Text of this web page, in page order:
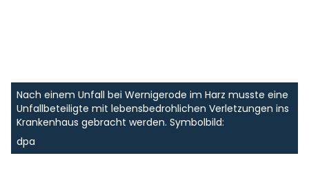
Nach einem Unfall bei Wernigerode im Harz musste eine
Unfallbeteiligte mit lebensbedrohlichen Verletzungen ins
Krankenhaus gebracht werden. Symbolbild:
dpa